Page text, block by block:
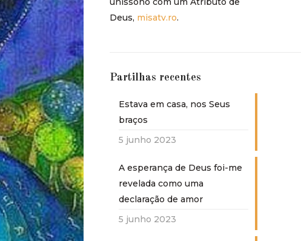
Deus, misatv.ro.
Partilhas recentes
Estava em casa, nos Seus
braços
5 junho 2023
A esperança de Deus foi-me
revelada como uma
declaração de amor
5 junho 2023